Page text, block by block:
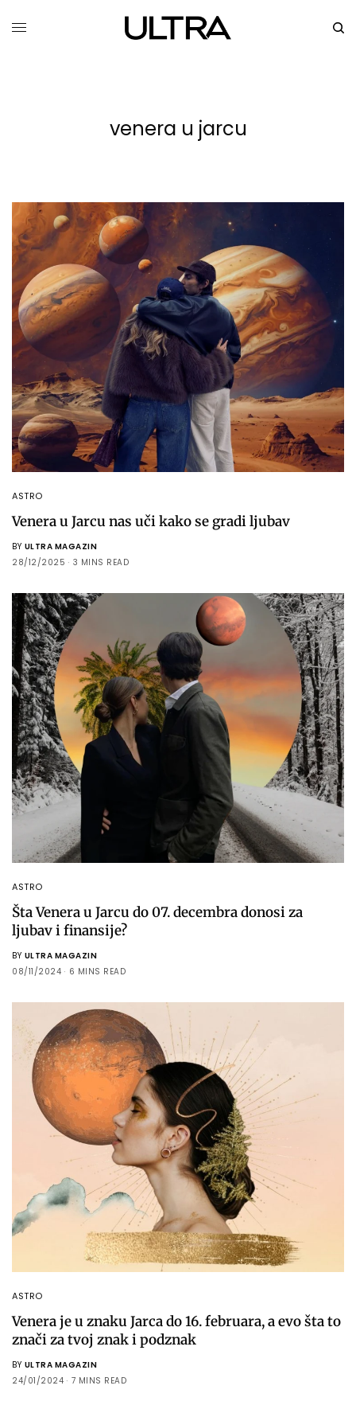
venera u jarcu
ASTRO
Venera u Jarcu nas uči kako se gradi ljubav
BY ULTRA MAGAZIN
28/12/2025
3 MINS READ
ASTRO
Šta Venera u Jarcu do 07. decembra donosi za
ljubav i finansije?
BY ULTRA MAGAZIN
08/11/2024
6 MINS READ
ASTRO
Venera je u znaku Jarca do 16. februara, a evo šta to
znači za tvoj znak i podznak
BY ULTRA MAGAZIN
24/01/2024
7 MINS READ